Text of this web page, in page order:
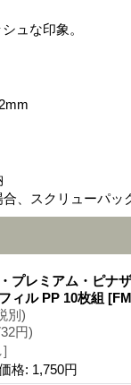
ュな印象。
、スクリューパッ
プレミアム・ピナ
ィル PP 10枚組 [
別)
円)
]
格: 1,750円